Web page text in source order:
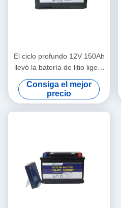
El ciclo profundo 12V 150Ah
llevó la batería de litio ligera
recargable para la luz de
calle rv
Consiga el mejor
precio